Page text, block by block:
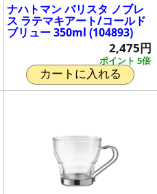
ナハトマン バリスタ ノブレ
ス ラテマキアート/コールド
ブリュー 350ml (104893)
ポイント 5倍
2,475円
カートに入れる